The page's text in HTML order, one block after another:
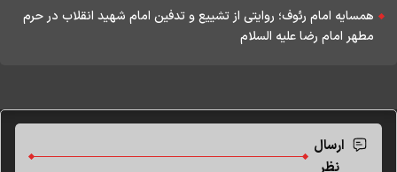
همسایه امام رئوف؛ روایتی از تشییع و تدفین امام شهید انقلاب در حرم
مطهر امام رضا علیه السلام
ارسال
نظر